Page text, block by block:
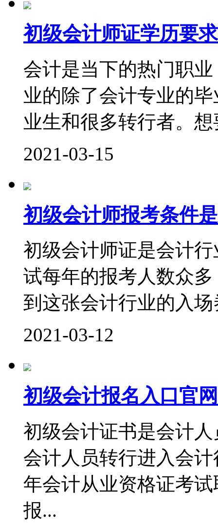
初级会计师证学历要
会计是当下的热门职
业的除了会计专业的
业生和很多转行者。
2021-03-15
初级会计师报考条件
初级会计师证是会计
试每年的报考人数众
到这张会计行业的入
2021-03-12
初级会计报名入口官
初级会计证书是会计
会计人员转行进入会
年会计从业资格证考
报...